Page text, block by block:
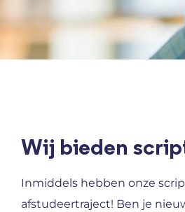
Wij bieden
Inmiddels hebben onze
afstudeertraject! Ben je